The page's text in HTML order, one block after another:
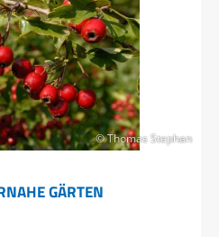
© Thomas Stephan
GÄRTEN